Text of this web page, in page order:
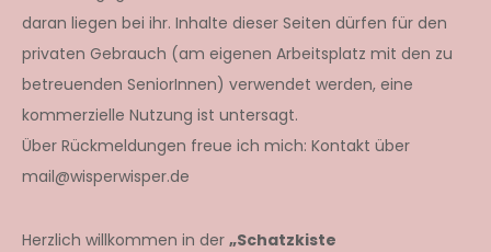
daran liegen bei ihr. Inhalte dieser Seiten dürfen für den
privaten Gebrauch (am eigenen Arbeitsplatz mit den zu
betreuenden SeniorInnen) verwendet werden, eine
kommerzielle Nutzung ist untersagt.
Über Rückmeldungen freue ich mich: Kontakt über
mail@wisperwisper.de
Herzlich willkommen in der „Schatzkiste